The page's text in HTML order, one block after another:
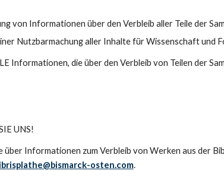
von Informationen über den Verbleib aller Teile der
Nutzbarmachung aller Inhalte für Wissenschaft und
Informationen, die über den Verbleib von Teilen der
UNS!
über Informationen zum Verbleib von Werken aus der
osten.com.